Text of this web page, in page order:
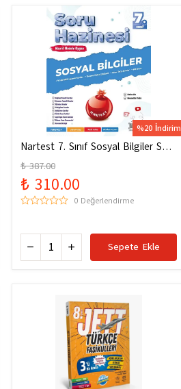
%20 İndirim
Nartest 7. Sınıf Sosyal Bilgiler Soru
Hazinesi Yeni Maarif Modele Uygun
₺ 387.00
₺ 310.00
0 Değerlendirme
Sepete Ekle